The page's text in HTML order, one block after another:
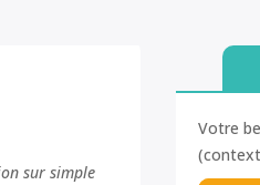
sur simple
Votre